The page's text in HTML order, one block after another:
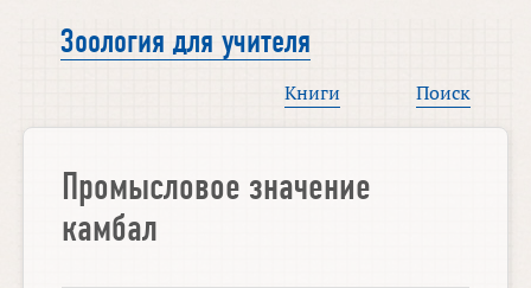
Зоология для учителя
Книги Поиск
Промысловое значение
камбал